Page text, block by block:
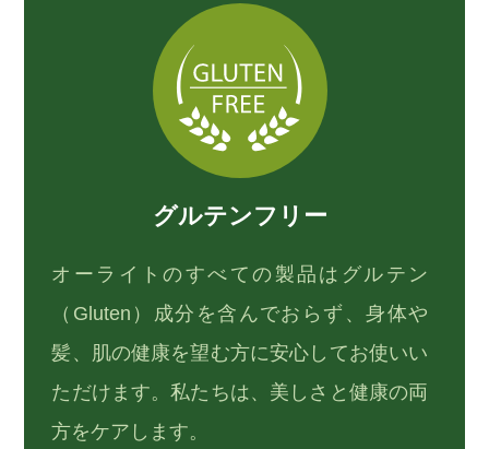
グルテンフリー
オーライトのすべての製品はグルテン
（Gluten）成分を含んでおらず、身体や
髪、肌の健康を望む方に安心してお使いい
ただけます。私たちは、美しさと健康の両
方をケアします。